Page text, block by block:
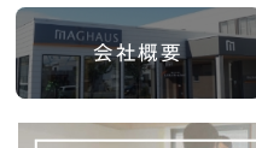
会社概要